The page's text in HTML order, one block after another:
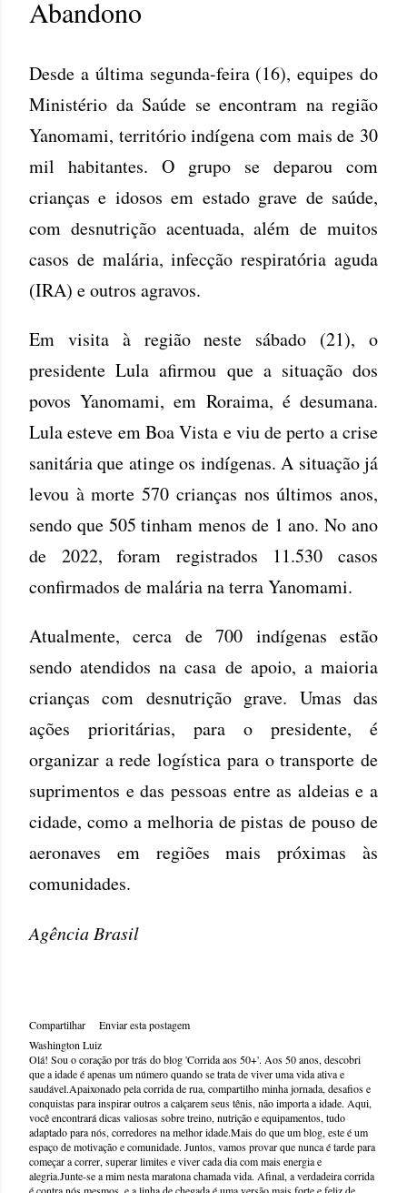
Abandono
Desde a última segunda-feira (16), equipes do
Ministério da Saúde se encontram na região
Yanomami, território indígena com mais de 30
mil habitantes. O grupo se deparou com
crianças e idosos em estado grave de saúde,
com desnutrição acentuada, além de muitos
casos de malária, infecção respiratória aguda
(IRA) e outros agravos.
Em visita à região neste sábado (21), o
presidente Lula afirmou que a situação dos
povos Yanomami, em Roraima, é desumana.
Lula esteve em Boa Vista e viu de perto a crise
sanitária que atinge os indígenas. A situação já
levou à morte 570 crianças nos últimos anos,
sendo que 505 tinham menos de 1 ano. No ano
de 2022, foram registrados 11.530 casos
confirmados de malária na terra Yanomami.
Atualmente, cerca de 700 indígenas estão
sendo atendidos na casa de apoio, a maioria
crianças com desnutrição grave. Umas das
ações prioritárias, para o presidente, é
organizar a rede logística para o transporte de
suprimentos e das pessoas entre as aldeias e a
cidade, como a melhoria de pistas de pouso de
aeronaves em regiões mais próximas às
comunidades.
Agência Brasil
Compartilhar
Enviar esta postagem
Washington Luiz
Olá! Sou o coração por trás do blog 'Corrida aos 50+'. Aos 50 anos, descobri
que a idade é apenas um número quando se trata de viver uma vida ativa e
saudável.Apaixonado pela corrida de rua, compartilho minha jornada, desafios e
conquistas para inspirar outros a calçarem seus tênis, não importa a idade. Aqui,
você encontrará dicas valiosas sobre treino, nutrição e equipamentos, tudo
adaptado para nós, corredores na melhor idade.Mais do que um blog, este é um
espaço de motivação e comunidade. Juntos, vamos provar que nunca é tarde para
começar a correr, superar limites e viver cada dia com mais energia e
alegria.Junte-se a mim nesta maratona chamada vida. Afinal, a verdadeira corrida
é contra nós mesmos, e a linha de chegada é uma versão mais forte e feliz de